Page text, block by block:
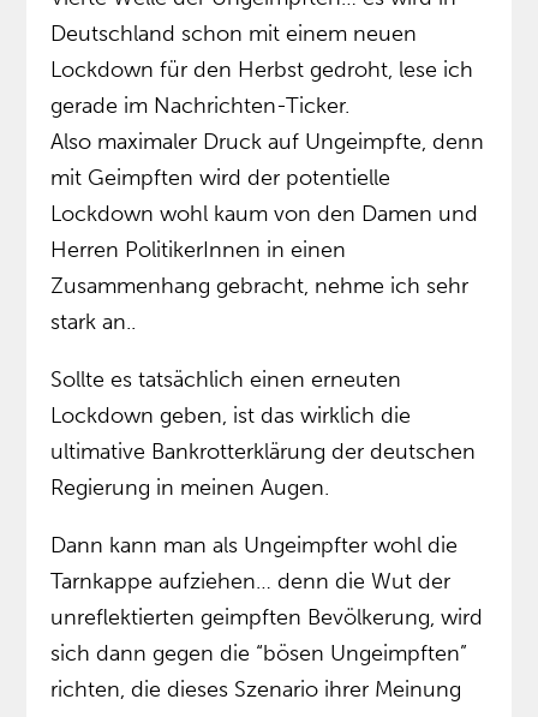
Deutschland schon mit einem neuen
Lockdown für den Herbst gedroht, lese ich
gerade im Nachrichten-Ticker.
Also maximaler Druck auf Ungeimpfte, denn
mit Geimpften wird der potentielle
Lockdown wohl kaum von den Damen und
Herren PolitikerInnen in einen
Zusammenhang gebracht, nehme ich sehr
stark an..
Sollte es tatsächlich einen erneuten
Lockdown geben, ist das wirklich die
ultimative Bankrotterklärung der deutschen
Regierung in meinen Augen.
Dann kann man als Ungeimpfter wohl die
Tarnkappe aufziehen… denn die Wut der
unreflektierten geimpften Bevölkerung, wird
sich dann gegen die “bösen Ungeimpften”
richten, die dieses Szenario ihrer Meinung